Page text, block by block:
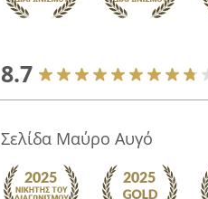
8.7
Σελίδα Μαύρο Αυγό